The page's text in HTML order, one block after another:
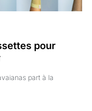
pour
part à la